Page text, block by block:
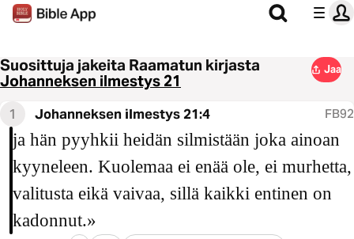
Suosittuja jakeita Raamatun kirjasta
Johanneksen ilmestys 21
Jaa
1 Johanneksen ilmestys 21:4 FB92
ja hän pyyhkii heidän silmistään joka ainoan
kyyneleen. Kuolemaa ei enää ole, ei murhetta,
valitusta eikä vaivaa, sillä kaikki entinen on
kadonnut.»